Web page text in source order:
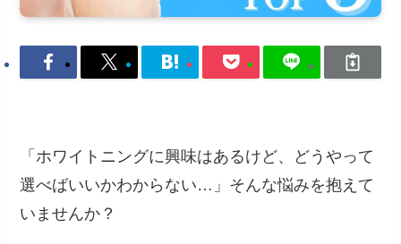
「ホワイトニングに興味はあるけど、どうやって
選べばいいかわからない…」そんな悩みを抱えて
いませんか？